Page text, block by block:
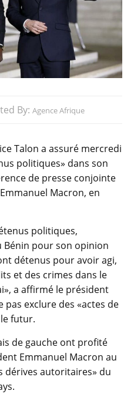
By: Agence Afrique
Talon a assuré mercredi
politiques» dans son
de presse conjointe
Macron, en
politiques,
Bénin pour son opinion
détenus pour avoir agi,
et des crimes dans le
a affirmé le président
exclure des «actes de
futur.
de gauche ont profité
Emmanuel Macron au
dérives autoritaires» du